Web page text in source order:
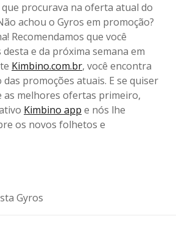
procurava na oferta atual do
achou o Gyros em promoção?
Recomendamos que você
e da próxima semana em
Kimbino.com.br, você encontra
promoções atuais. E se quiser
as melhores ofertas primeiro,
Kimbino app e nós lhe
os novos folhetos e
Gyros